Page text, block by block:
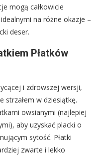
mogą całkowicie
na różne okazje –
deser.
Płatków
i zdrowszej wersji,
strzałem w dziesiątkę.
owsianymi (najlepiej
aby uzyskać placki o
sytość. Płatki
zwarte i lekko